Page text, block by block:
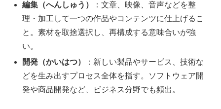
編集（へんしゅう）
：文章、映像、音声などを整
理・加工して一つの作品やコンテンツに仕上げるこ
と。素材を取捨選択し、再構成する意味合いが強
い。
開発（かいはつ）
：新しい製品やサービス、技術な
どを生み出すプロセス全体を指す。ソフトウェア開
発や商品開発など、ビジネス分野でも頻出。